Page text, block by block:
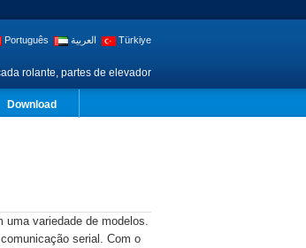
Português العربية Türkiye
rolante, partes de elevador
Download
uma variedade de modelos.
serial. Com o